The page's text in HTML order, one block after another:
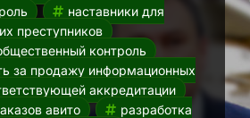
наставники для
преступников
контроль
за продажу информационных
аккредитации
авито
разработка